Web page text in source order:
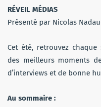
RÉVEIL MÉDIAS
Présenté par Nicolas
Cet été, retrouvez
des meilleurs moments
d’interviews et de bonne
Au sommaire :